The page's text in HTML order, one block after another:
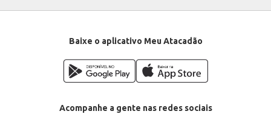
Baixe o aplicativo Meu Atacadão
Acompanhe a gente nas redes sociais